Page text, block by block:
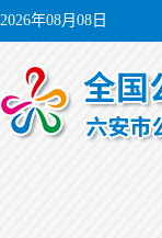
2026年08月08日